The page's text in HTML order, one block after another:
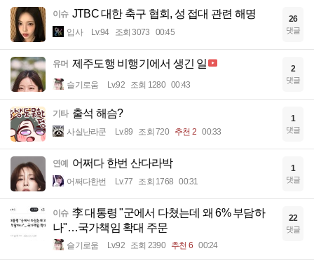
이슈 JTBC 대한 축구 협회, 성 접대 관련 해명
입사 Lv.94 조회 3073 00:45
26
댓글
유머 제주도행 비행기에서 생긴 일
슬기로움 Lv.92 조회 1280 00:43
2
댓글
기타 출석 해슴?
사실난라쿤 Lv.89 조회 720 추천 2 00:33
1
댓글
연예 어쩌다 한번 산다라박
어쩌다한번 Lv.77 조회 1768 00:31
1
댓글
이슈 李 대통령 "군에서 다쳤는데 왜 6% 부담하
나"…국가책임 확대 주문
슬기로움 Lv.92 조회 2390 추천 6 00:24
22
댓글